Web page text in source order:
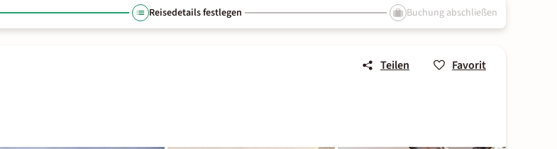
Reisedetails festlegen Buchung abschließen
Teilen Favorit